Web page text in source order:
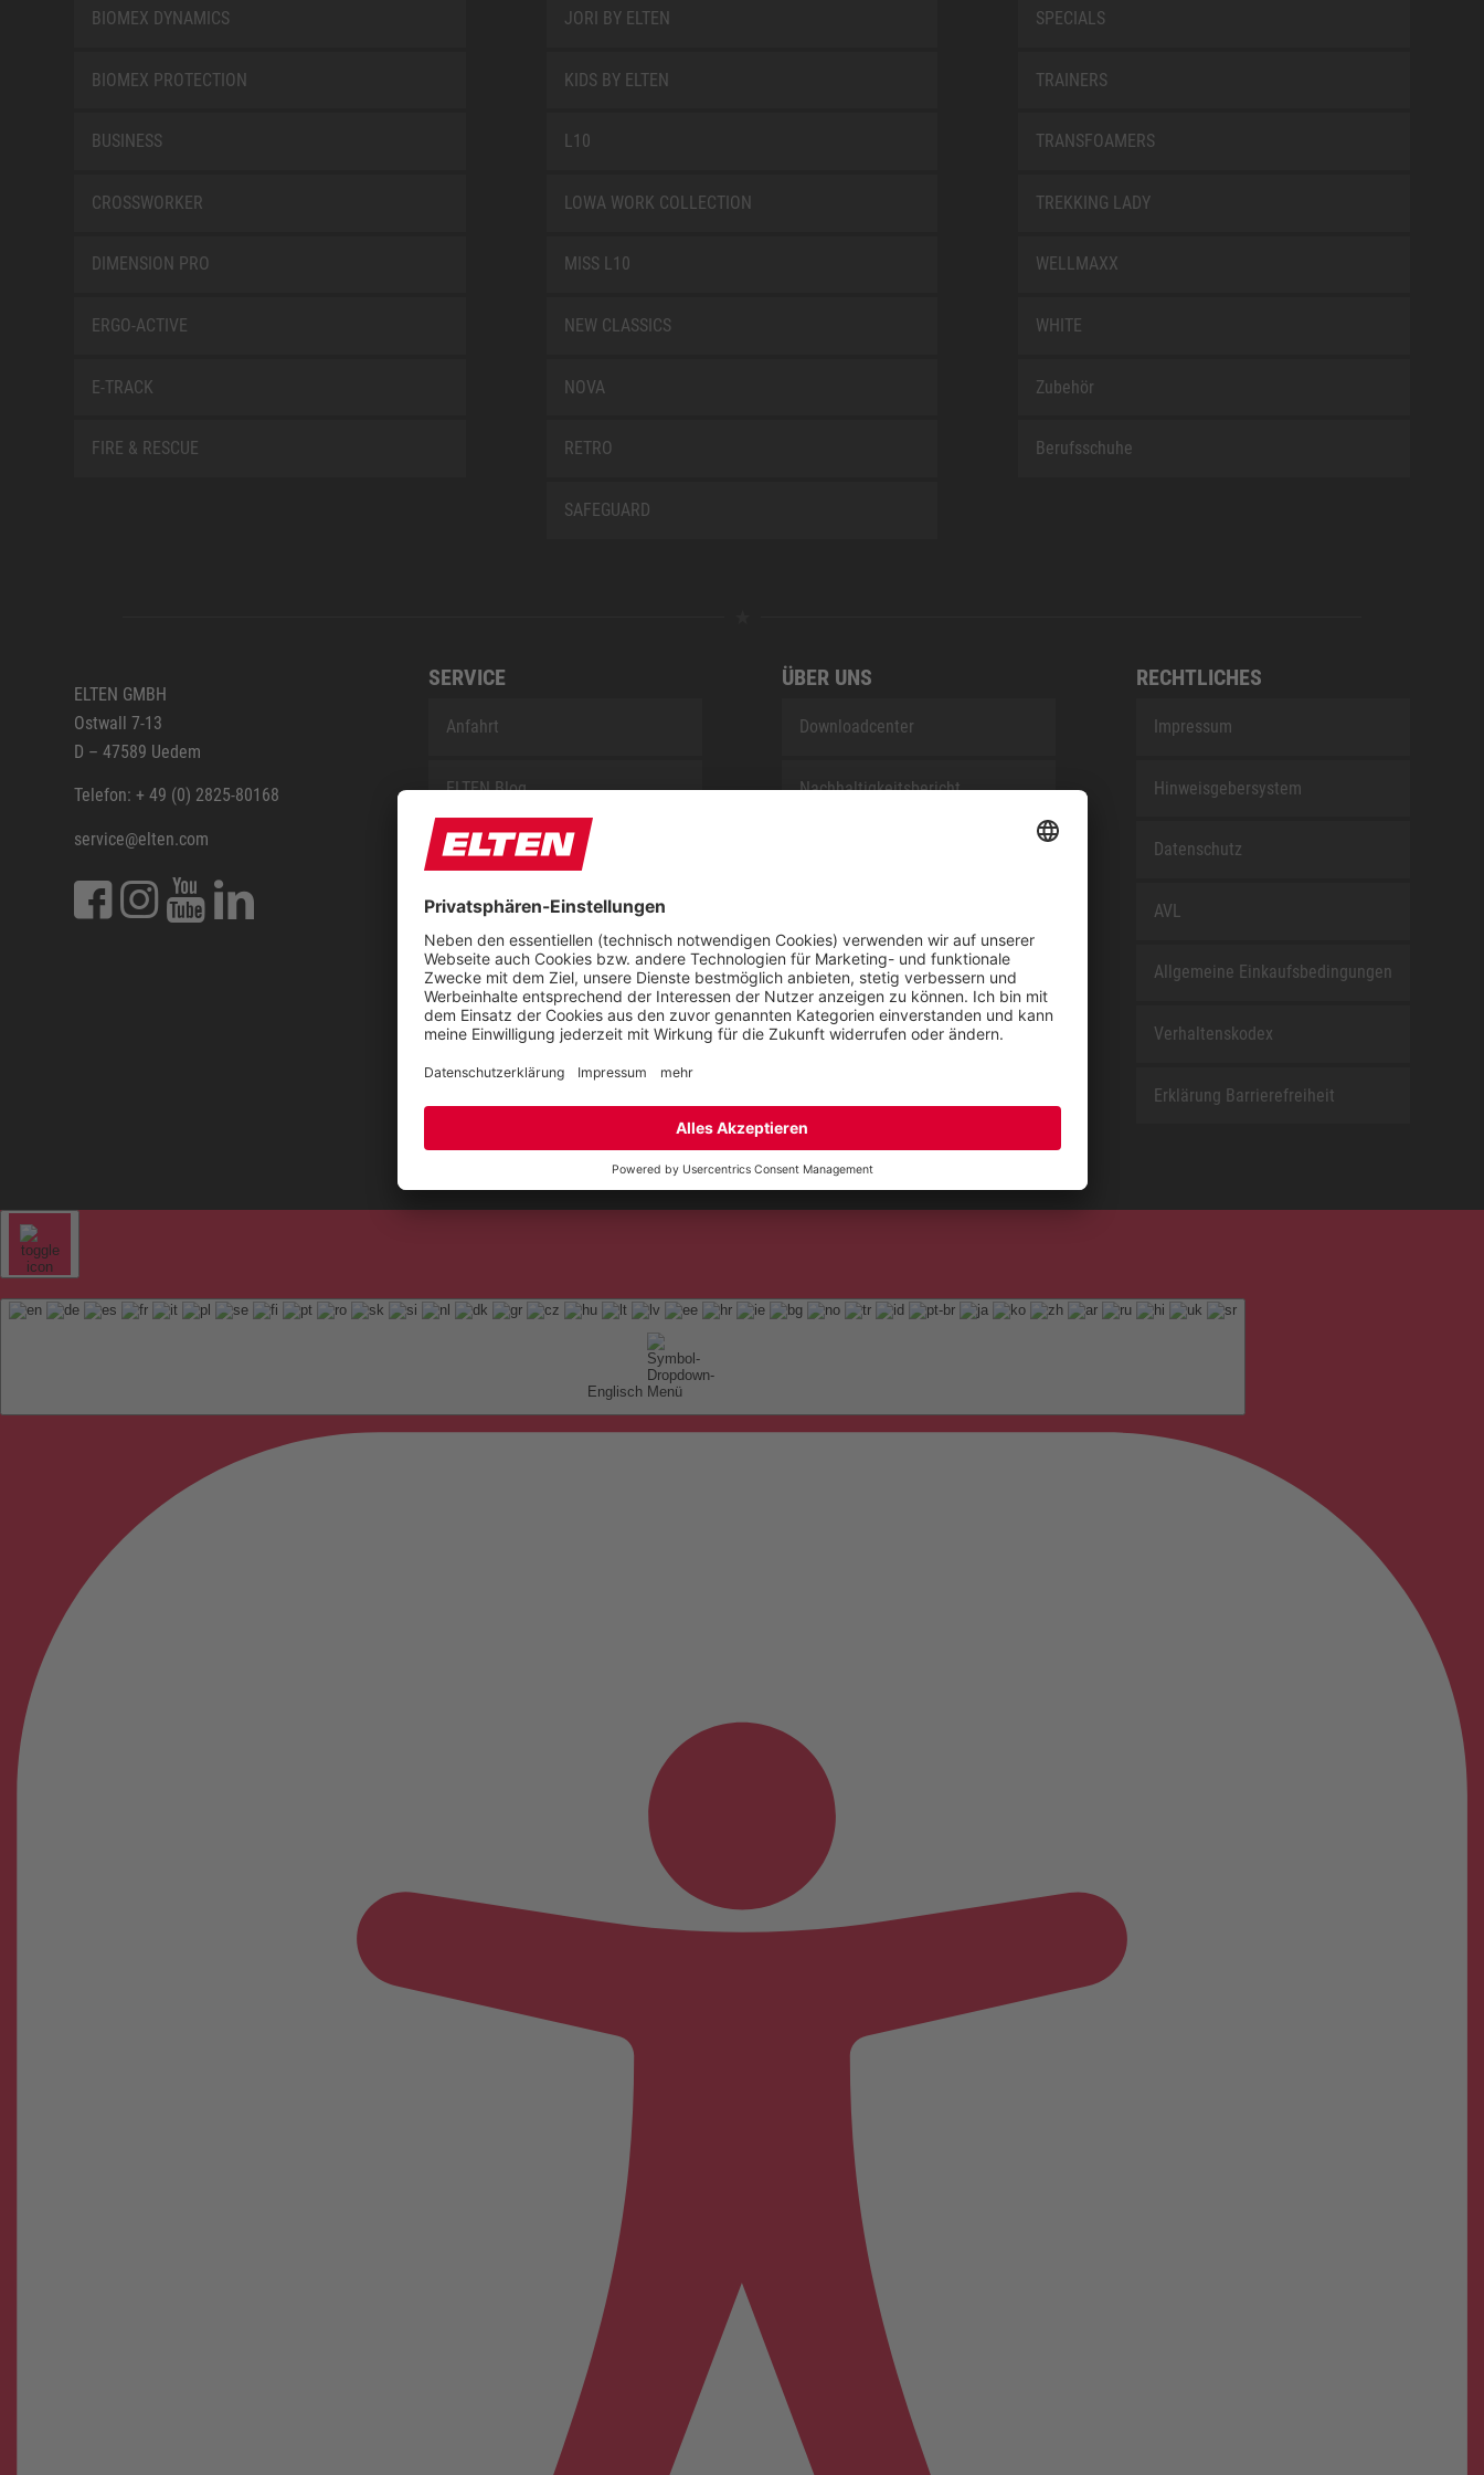
BIOMEX DYNAMICS
BIOMEX PROTECTION
BUSINESS
CROSSWORKER
DIMENSION PRO
ERGO-ACTIVE
E-TRACK
FIRE & RESCUE
JORI BY ELTEN
KIDS BY ELTEN
L10
LOWA WORK COLLECTION
MISS L10
NEW CLASSICS
NOVA
RETRO
SAFEGUARD
SPECIALS
TRAINERS
TRANSFOAMERS
TREKKING LADY
WELLMAXX
WHITE
Zubehör
Berufsschuhe
ELTEN GMBH
Ostwall 7-13
D – 47589 Uedem
Telefon: + 49 (0) 2825-80168
service@elten.com
SERVICE
Anfahrt
ELTEN Blog
Vermessung KIDS by ELTEN
ELTEN Reparaturservice
FAQ
Kontakt
ÜBER UNS
Downloadcenter
Nachhaltigkeitsbericht
RECHTLICHES
Impressum
Hinweisgebersystem
Datenschutz
AVL
Allgemeine Einkaufsbedingungen
Verhaltenskodex
Erklärung Barrierefreiheit
Englisch